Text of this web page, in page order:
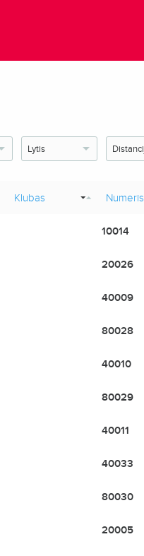
Klubas Numeris
10014
20026
40009
80028
40010
80029
40011
40033
80030
20005